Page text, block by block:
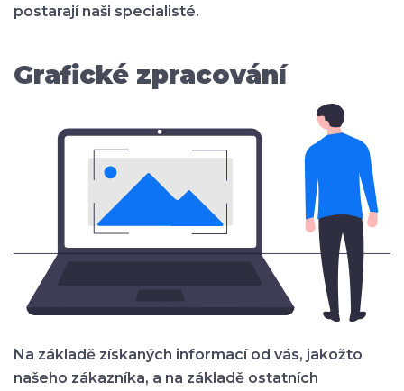
postarají naši specialisté.
Grafické zpracování
Na základě získaných informací od vás, jakožto
našeho zákazníka, a na základě ostatních